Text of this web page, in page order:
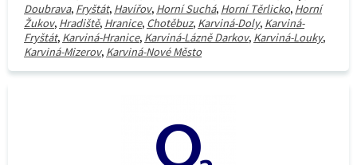
Doubrava, Fryštát, Havířov, Horní Suchá, Horní Těrlicko, Horní
Žukov, Hradiště, Hranice, Chotěbuz, Karviná-Doly, Karviná-
Fryštát, Karviná-Hranice, Karviná-Lázně Darkov, Karviná-Louky,
Karviná-Mizerov, Karviná-Nové Město